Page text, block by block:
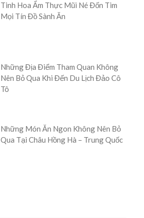
Tinh Hoa Ẩm Thực Mũi Né Đốn Tim
Mọi Tín Đồ Sành Ăn
Những Địa Điểm Tham Quan Không
Nên Bỏ Qua Khi Đến Du Lịch Đảo Cô
Tô
Những Món Ăn Ngon Không Nên Bỏ
Qua Tại Châu Hồng Hà – Trung Quốc